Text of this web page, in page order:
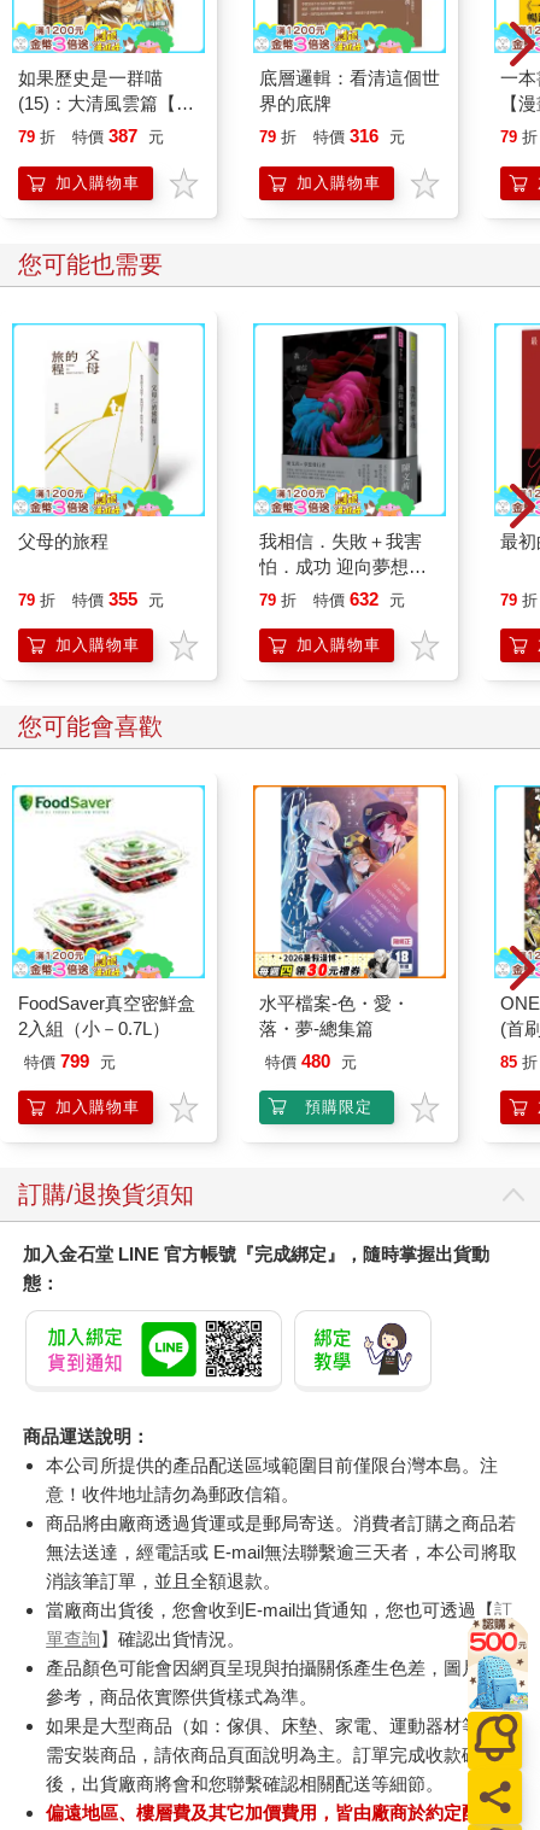
如果歷史是一群喵
(15)：大清風雲篇【萌
貓漫畫學歷史】
79 折 特價 387 元
加入購物車
底層邏輯：看清這個世
界的底牌
79 折 特價 316 元
加入購物車
一
【
行
「
學方
79 折
您可能也需要
父母的旅程
79 折 特價 355 元
加入購物車
我相信．失敗＋我害
怕．成功 迎向夢想套
書
79 折 特價 632 元
加入購物車
最
79 折
您可能會喜歡
FoodSaver真空密鮮盒
2入組（小－0.7L）
特價 799 元
加入購物車
水平檔案-色・愛・
落・夢-總集篇
特價 480 元
預購限定
(首
85 折
訂購/退換貨須知
加入金石堂 LINE 官方帳號『完成綁定』，隨時掌握出貨動
態：
商品運送說明：
本公司所提供的產品配送區域範圍目前僅限台灣本島。注
意！收件地址請勿為郵政信箱。
商品將由廠商透過貨運或是郵局寄送。消費者訂購之商品若
無法送達，經電話或 E-mail無法聯繫逾三天者，本公司將取
消該筆訂單，並且全額退款。
當廠商出貨後，您會收到E-mail出貨通知，您也可透過【訂
單查詢】確認出貨情況。
產品顏色可能會因網頁呈現與拍攝關係產生色差，圖片僅供
參考，商品依實際供貨樣式為準。
如果是大型商品（如：傢俱、床墊、家電、運動器材等）及
需安裝商品，請依商品頁面說明為主。訂單完成收款確認
後，出貨廠商將會和您聯繫確認相關配送等細節。
偏遠地區、樓層費及其它加價費用，皆由廠商於約定配送時